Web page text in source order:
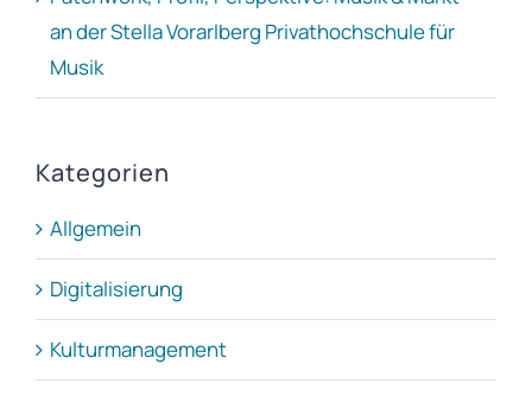
an der Stella Vorarlberg Privathochschule für
Musik
Kategorien
Allgemein
Digitalisierung
Kulturmanagement